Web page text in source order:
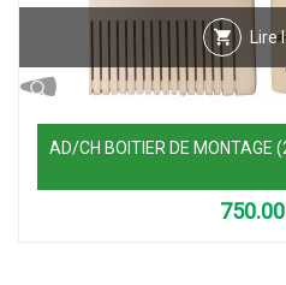
Lire
AD/CH BOITIER DE